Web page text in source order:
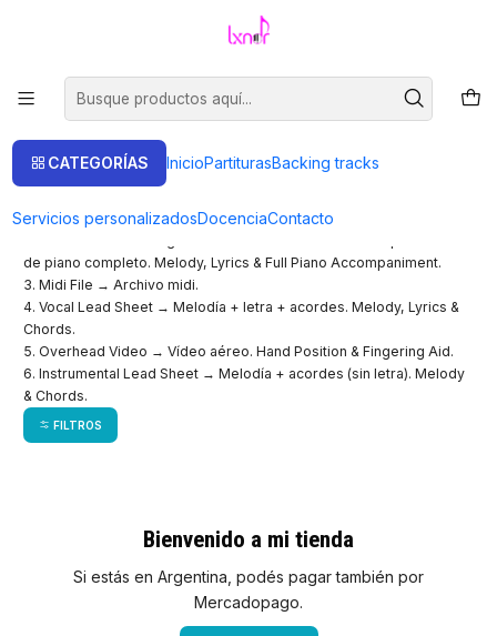
CATEGORÍAS InicioPartiturasBacking tracks
Servicios personalizadosDocenciaContacto
Venta de partituras.
Inicio Partituras
Partituras
acompañamiento). Complete Piano Arrangement.
de piano completo. Melody, Lyrics & Full Piano Accompaniment.
3. Midi File → Archivo midi.
4. Vocal Lead Sheet → Melodía + letra + acordes. Melody, Lyrics &
Chords.
5. Overhead Video → Vídeo aéreo. Hand Position & Fingering Aid.
6. Instrumental Lead Sheet → Melodía + acordes (sin letra). Melody
& Chords.
FILTROS
Bienvenido a mi tienda
Si estás en Argentina, podés pagar también por
Mercadopago.